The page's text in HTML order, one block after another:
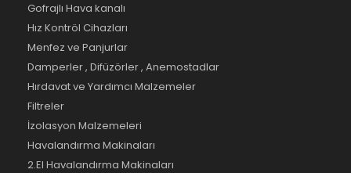
Gofrajlı Hava kanalı
Hız Kontröl Cihazları
Menfez ve Panjurlar
Damperler , Difüzörler , Anemostadlar
Hırdavat ve Yardımcı Malzemeler
Filtreler
İzolasyon Malzemeleri
Havalandırma Makinaları
2.El Havalandırma Makinaları